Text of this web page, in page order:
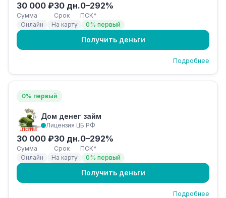
30 000 ₽
Сумма
30 дн.
Срок
0–292%
ПСК*
Онлайн
На карту 0% первый
Получить деньги
Подробнее
0% первый
Дом денег займ
Лицензия ЦБ РФ
30 000 ₽
Сумма
30 дн.
Срок
0–292%
ПСК*
Онлайн
На карту 0% первый
Получить деньги
Подробнее